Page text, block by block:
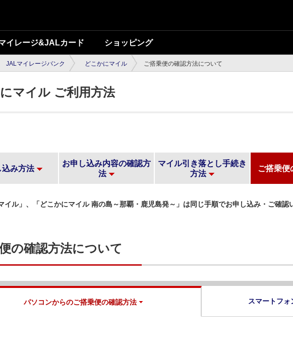
イレージ&JALカード ショッピング
JALマイレージバンク どこかにマイル ご搭乗便の確認方法について
マイル ご利用方法
込み方法
お申し込み内容の確認方
法
マイル引き落とし手続き
方法
ご搭乗便
イル」、「どこかにマイル 南の島～那覇・鹿児島発～」は同じ手順でお申し込み・ご確認
の確認方法について
パソコンからのご搭乗便の確認方法 スマートフ